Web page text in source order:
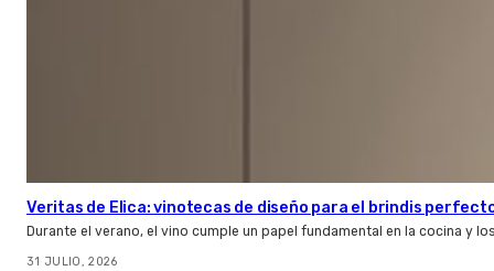
Veritas de Elica: vinotecas de diseño para el brindis
Durante el verano, el vino cumple un papel fundamental en la cocina y
31 JULIO, 2026